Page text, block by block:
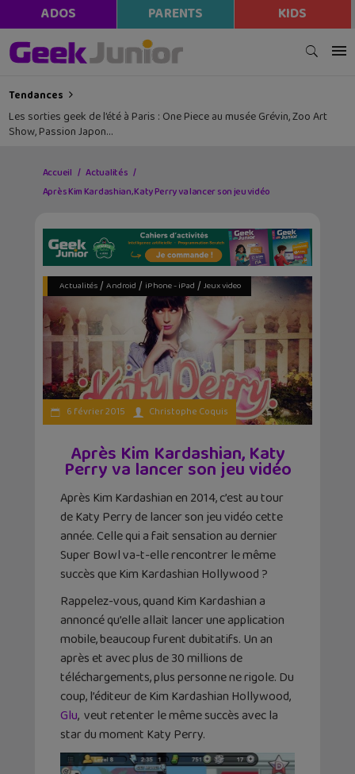
ADOS PARENTS KIDS
Tendances
Les sorties geek de l’été à Paris : One Piece au musée Grévin, Zoo Art
Show, Passion Japon…
Accueil
Actualités
Après Kim Kardashian, Katy Perry va lancer son jeu vidéo
Actualités/ Android / iPhone - iPad / Jeux video
6 février 2015 Christophe Coquis
Après Kim Kardashian, Katy
Perry va lancer son jeu vidéo
Après Kim Kardashian en 2014, c’est au tour
de Katy Perry de lancer son jeu vidéo cette
année. Celle qui a fait sensation au dernier
Super Bowl va-t-elle rencontrer le même
succès que Kim Kardashian Hollywood ?
Rappelez-vous, quand Kim Kardashian a
annoncé qu’elle allait lancer une application
mobile, beaucoup furent dubitatifs. Un an
après et avec plus de 30 millions de
téléchargements, plus personne ne rigole. Du
coup, l’éditeur de Kim Kardashian Hollywood,
Glu, veut retenter le même succès avec la
star du moment Katy Perry.